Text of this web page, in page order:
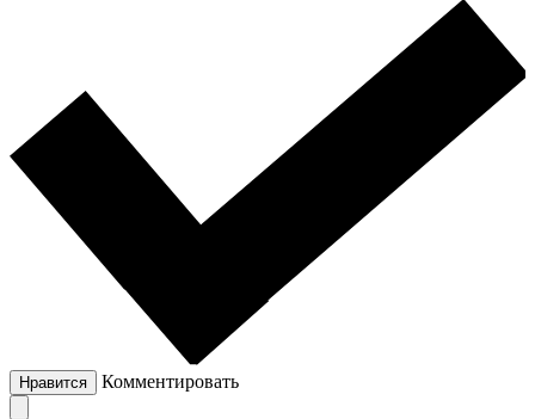
Нравится Комментировать